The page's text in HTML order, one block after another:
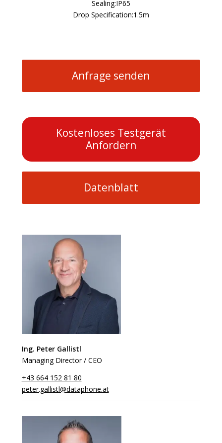
Sealing:IP65
Drop Specification:1.5m
Anfrage senden
Kostenloses Testgerät
Anfordern
Datenblatt
Ing. Peter Gallistl
Managing Director / CEO
+43 664 152 81 80
peter.gallistl@dataphone.at